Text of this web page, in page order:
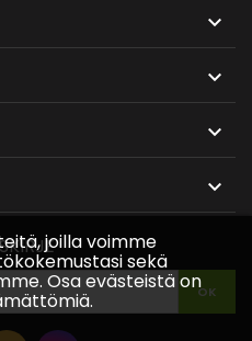




joilla voimme
sekä
Osa evästeistä on